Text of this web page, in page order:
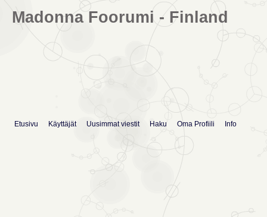
Madonna Foorumi - Finland
Etusivu Käyttäjät Uusimmat viestit Haku Oma Profiili Info